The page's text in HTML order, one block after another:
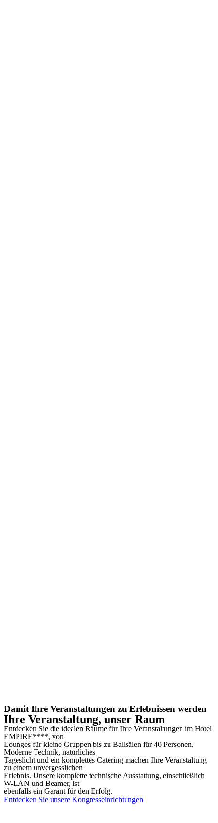
Damit Ihre Veranstaltungen zu Erlebnissen werden
Ihre Veranstaltung, unser Raum
Entdecken Sie die idealen Räume für Ihre Veranstaltungen im Hotel
EMPIRE****, von
Lounges für kleine Gruppen bis zu Ballsälen für 40 Personen.
Moderne Technik, natürliches
Tageslicht und ein komplettes Catering machen Ihre Veranstaltung
zu einem unvergesslichen
Erlebnis. Unsere komplette technische Ausstattung, einschließlich
W-LAN und Beamer, ist
ebenfalls ein Garant für den Erfolg.
Entdecken Sie unsere Kongresseinrichtungen